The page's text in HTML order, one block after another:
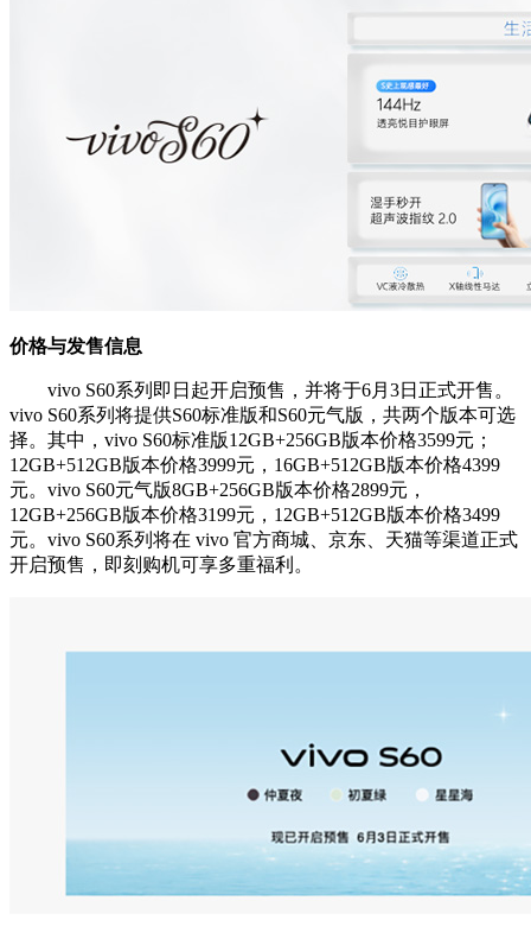
价格与发售信息
vivo S60系列即日起开启预售，并将于6月3日正式开售。
vivo S60系列将提供S60标准版和S60元气版，共两个版本可选
择。其中，vivo S60标准版12GB+256GB版本价格3599元；
12GB+512GB版本价格3999元，16GB+512GB版本价格4399
元。vivo S60元气版8GB+256GB版本价格2899元，
12GB+256GB版本价格3199元，12GB+512GB版本价格3499
元。vivo S60系列将在 vivo 官方商城、京东、天猫等渠道正式
开启预售，即刻购机可享多重福利。